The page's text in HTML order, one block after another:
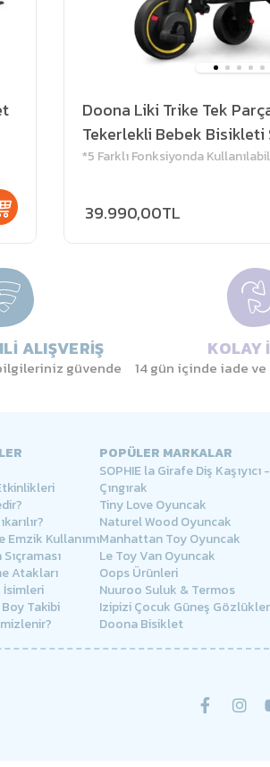
Doona Liki Trike Tek
Tekerlekli Bebek Bisikleti
Green
*5 Farklı Fonksiyonda
39.990,00TL
ALIŞVERİŞ
güvende
KOLAY
14 gün içinde iade
Kullanımı
Atakları
İsimleri
Takibi
POPÜLER MARKALAR
SOPHIE la Girafe Diş Kaşıyıcı -
Çıngırak
Tiny Love Oyuncak
Naturel Wood Oyuncak
Manhattan Toy Oyuncak
Le Toy Van Oyuncak
Oops Ürünleri
Nuuroo Suluk & Termos
Izipizi Çocuk Güneş
Doona Bisiklet